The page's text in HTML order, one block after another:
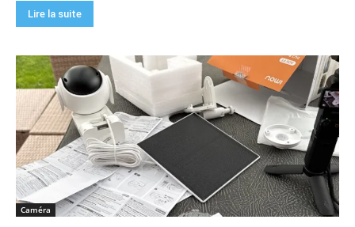
Lire la suite
Caméra